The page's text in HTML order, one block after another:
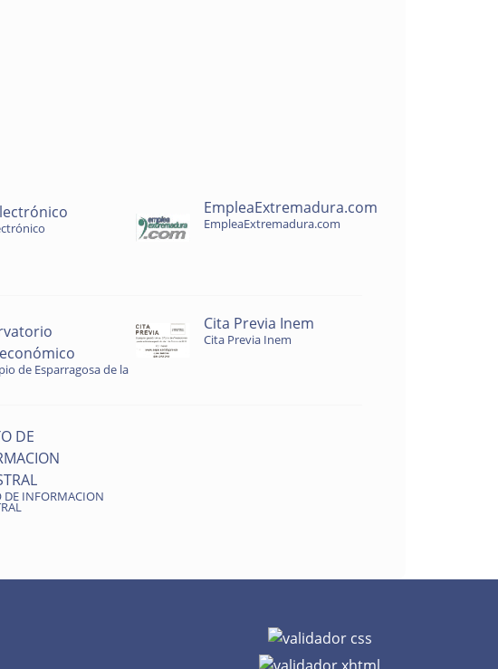
EmpleaExtremadura.com
EmpleaExtremadura.com
de Esparragosa de la
Cita Previa Inem
Cita Previa Inem
DE
DE INFORMACION